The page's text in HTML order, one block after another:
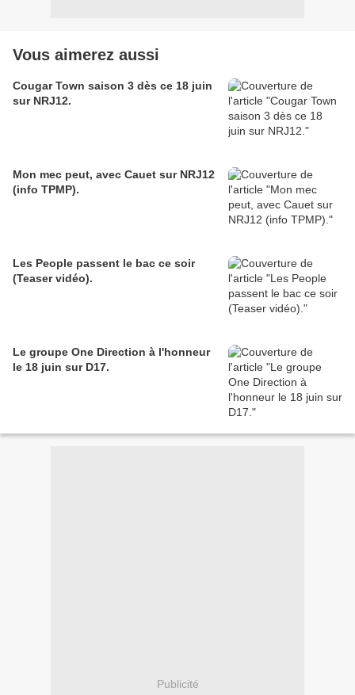
Vous aimerez aussi
Cougar Town saison 3 dès ce 18 juin
sur NRJ12.
Mon mec peut, avec Cauet sur NRJ12
(info TPMP).
Les People passent le bac ce soir
(Teaser vidéo).
Le groupe One Direction à l'honneur
le 18 juin sur D17.
Publicité